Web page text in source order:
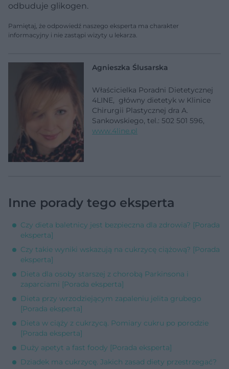
odbuduje glikogen.
Pamiętaj, że odpowiedź naszego eksperta ma charakter
informacyjny i nie zastąpi wizyty u lekarza.
Agnieszka Ślusarska
Właścicielka Poradni Dietetycznej
4LINE, główny dietetyk w Klinice
Chirurgii Plastycznej dra A.
Sankowskiego, tel.: 502 501 596,
www.4line.pl
Inne porady tego eksperta
Czy dieta baletnicy jest bezpieczna dla zdrowia? [Porada
eksperta]
Czy takie wyniki wskazują na cukrzycę ciążową? [Porada
eksperta]
Dieta dla osoby starszej z chorobą Parkinsona i
zaparciami [Porada eksperta]
Dieta przy wrzodziejącym zapaleniu jelita grubego
[Porada eksperta]
Dieta w ciąży z cukrzycą. Pomiary cukru po porodzie
[Porada eksperta]
Duży apetyt a fast foody [Porada eksperta]
Dziadek ma cukrzycę. Jakich zasad diety przestrzegać?